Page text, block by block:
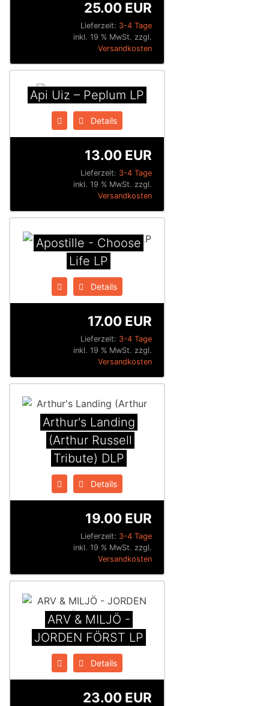
Lieferzeit: 3-4 Tage
25.00 EUR
inkl. 19 % MwSt. zzgl.
Versandkosten
Api Uiz ‎– Peplum LP
Details
Lieferzeit: 3-4 Tage
13.00 EUR
inkl. 19 % MwSt. zzgl.
Versandkosten
Apostille - Choose
Life LP
Details
Lieferzeit: 3-4 Tage
17.00 EUR
inkl. 19 % MwSt. zzgl.
Versandkosten
Arthur's Landing
(Arthur Russell
Tribute) DLP
Details
Lieferzeit: 3-4 Tage
19.00 EUR
inkl. 19 % MwSt. zzgl.
Versandkosten
ARV & MILJÖ -
JORDEN FÖRST LP
Details
23.00 EUR